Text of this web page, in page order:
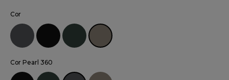
Cor
Cor Pearl 360